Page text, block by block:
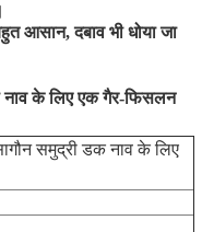
आसान, दबाव भी धोया जा
नाव के लिए एक गैर-फिसलन
समुद्री डक नाव के लिए